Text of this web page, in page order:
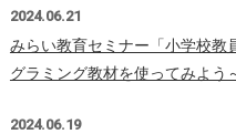
2024.06.21
みらい教育セミナー「小学校教
グラミング教材を使ってみよう
2024.06.19